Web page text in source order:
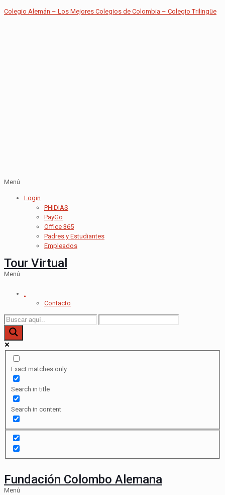
Colegio Alemán – Los Mejores Colegios de Colombia – Colegio Trilingüe
Menú
Login
PHIDIAS
PayGo
Office 365
Padres y Estudiantes
Empleados
Tour Virtual
Menú
.
Contacto
Exact matches only
Search in title
Search in content
Fundación Colombo Alemana
Menú